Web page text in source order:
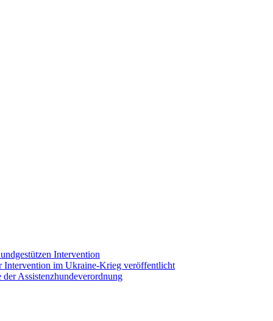
Intervention
Intervention im Ukraine-Krieg veröffentlicht
Assistenzhundeverordnung